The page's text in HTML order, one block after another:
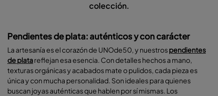
colección.
Pendientes de plata: auténticos y con carácter
La artesanía es el corazón de UNOde50, y nuestrospendientes
de platareflejan esa esencia. Con detalles hechos a mano,
texturas orgánicas y acabados mate o pulidos, cada pieza es
única y con mucha personalidad. Son ideales para quienes
buscan joyas auténticas que hablen por sí mismas. Los